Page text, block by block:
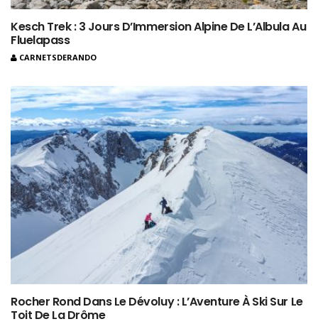
Kesch Trek : 3 Jours D’Immersion Alpine De L’Albula Au
Fluelapass
CARNETSDERANDO
Rocher Rond Dans Le Dévoluy : L’Aventure À Ski Sur Le
Toit De La Drôme